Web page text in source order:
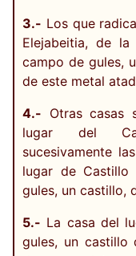
3.- Los que
Elejabeitia, de
campo de gules,
de este metal
4.- Otras casas
lugar del
sucesivamente
lugar de
gules, un castillo,
5.- La casa del
gules, un castillo